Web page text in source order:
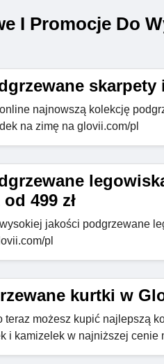
I Promocje Do
skarpety
najnowszą kolekcję
na zimę na glovii.com/pl
499 zł
jakości podgrzewane
pl
kurtki w
teraz możesz kupić najlepszą
i kamizelek w najniższej cenie